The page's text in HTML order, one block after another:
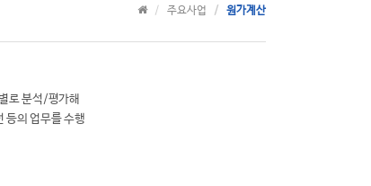
주요사업 원가계산
로 분석/평가해
등의 업무를 수행